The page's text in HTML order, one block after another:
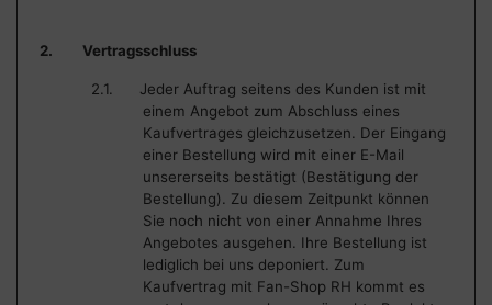
2. Vertragsschluss
2.1. Jeder Auftrag seitens des Kunden ist mit
einem Angebot zum Abschluss eines
Kaufvertrages gleichzusetzen. Der Eingang
einer Bestellung wird mit einer E-Mail
unsererseits bestätigt (Bestätigung der
Bestellung). Zu diesem Zeitpunkt können
Sie noch nicht von einer Annahme Ihres
Angebotes ausgehen. Ihre Bestellung ist
lediglich bei uns deponiert. Zum
Kaufvertrag mit Fan-Shop RH kommt es